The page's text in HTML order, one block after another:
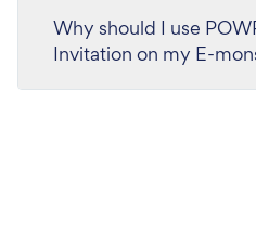
Why should I use
Invitation on my E-